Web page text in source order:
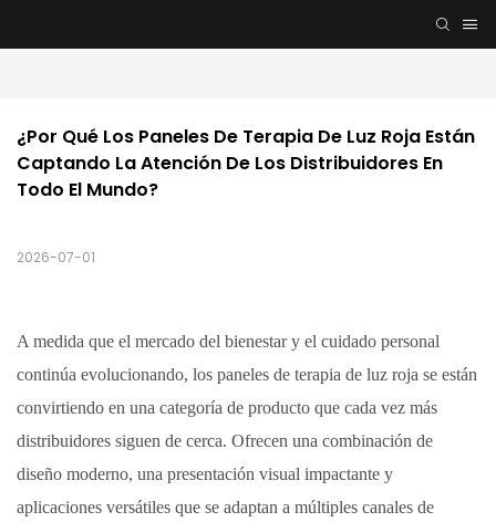
¿Por Qué Los Paneles De Terapia De Luz Roja Están
Captando La Atención De Los Distribuidores En
Todo El Mundo?
2026-07-01
A medida que el mercado del bienestar y el cuidado personal
continúa evolucionando, los paneles de terapia de luz roja se están
convirtiendo en una categoría de producto que cada vez más
distribuidores siguen de cerca. Ofrecen una combinación de
diseño moderno, una presentación visual impactante y
aplicaciones versátiles que se adaptan a múltiples canales de